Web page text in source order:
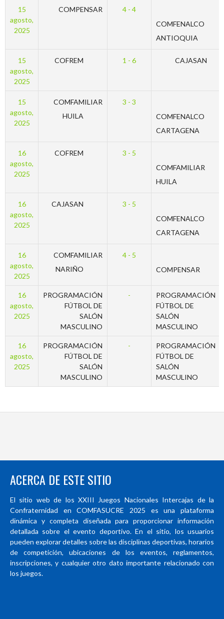
15
agosto,
2025
COMPENSAR
4 - 4
COMFENALCO
ANTIOQUIA
15
agosto,
2025
COFREM 1 - 6 CAJASAN
15
agosto,
2025
COMFAMILIAR
HUILA
3 - 3
COMFENALCO
CARTAGENA
16
agosto,
2025
COFREM
3 - 5
COMFAMILIAR
HUILA
16
agosto,
2025
CAJASAN
3 - 5
COMFENALCO
CARTAGENA
16
agosto,
2025
COMFAMILIAR
NARIÑO
4 - 5
COMPENSAR
16
agosto,
2025
PROGRAMACIÓN
FÚTBOL DE
SALÓN
MASCULINO
-
PROGRAMACIÓN
FÚTBOL DE
SALÓN
MASCULINO
16
agosto,
2025
PROGRAMACIÓN
FÚTBOL DE
SALÓN
MASCULINO
-
PROGRAMACIÓN
FÚTBOL DE
SALÓN
MASCULINO
ACERCA DE ESTE SITIO
El sitio web de los XXIII Juegos Nacionales Intercajas de la
Confraternidad en COMFASUCRE 2025 es una plataforma
dinámica y completa diseñada para proporcionar información
detallada sobre el evento deportivo. En el sitio, los usuarios
pueden explorar detalles sobre las disciplinas deportivas, horarios
de competición, ubicaciones de los eventos, reglamentos,
inscripciones, y cualquier otro dato importante relacionado con
los juegos.